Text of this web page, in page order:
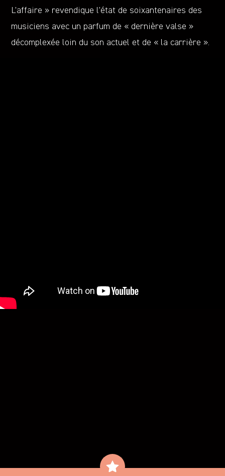
L’affaire » revendique l’état de soixantenaires des
musiciens avec un parfum de « dernière valse »
décomplexée loin du son actuel et de « la carrière ».